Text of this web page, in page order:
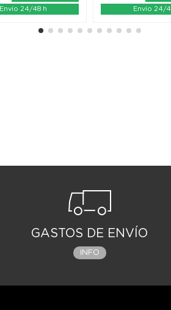
Envío 24/48 h Envío 24/
GASTOS DE ENVÍO
INFO